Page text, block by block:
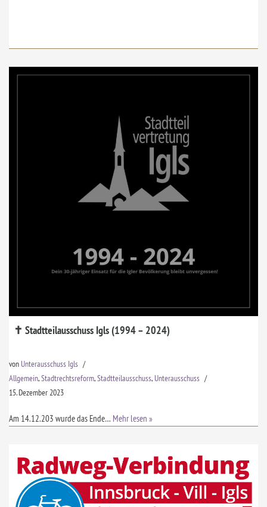
✝ Stadtteilausschuss Igls (1994 – 2024)
von Unterausschuss Igls
Allgemein,Stadtrechtsreform,Stadtteilausschuss, Unterausschuss
15. Dezember 2023
Am 14.12.203 wurde das Ende… Mehr lesen »